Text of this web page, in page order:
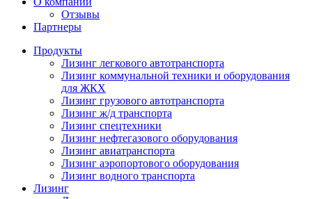
Отзывы
Партнеры
Продукты
Лизинг легкового автотранспорта
Лизинг коммунальной техники и оборудования
для ЖКХ
Лизинг грузового автотранспорта
Лизинг ж/д транспорта
Лизинг спецтехники
Лизинг нефтегазового оборудования
Лизинг авиатранспорта
Лизинг аэропортового оборудования
Лизинг водного транспорта
Лизинг